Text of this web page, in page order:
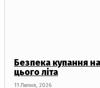
Безпека купання
цього літа
11 Липня, 2026